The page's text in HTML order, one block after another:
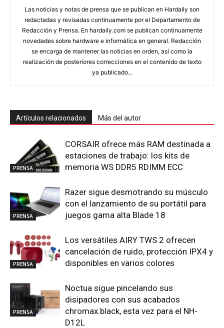
Las noticias y notas de prensa que se publican en Hardaily son
redactadas y revisadas continuamente por el Departamento de
Redacción y Prensa. En hardaily.com se publican continuamente
novedades sobre hardware e informática en general. Redacción
se encarga de mantener las noticias en orden, así como la
realización de posteriores correcciones en el contenido de texto
ya publicado...
Artículos relacionados Más del autor
PRENSA
CORSAIR ofrece más RAM destinada a
estaciones de trabajo: los kits de
memoria WS DDR5 RDIMM ECC
PRENSA
Razer sigue desmotrando su músculo
con el lanzamiento de su portátil para
juegos gama alta Blade 18
PRENSA
Los versátiles AIRY TWS 2 ofrecen
cancelación de ruido, protección IPX4 y
disponibles en varios colores
PRENSA
Noctua sigue pincelando sus
disipadores con sus acabados
chromax.black, esta vez para el NH-
D12L